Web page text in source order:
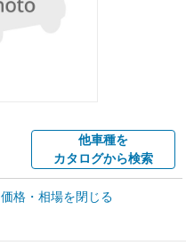
他車種を
カタログから検索
クルマを高額売却
価格・相場を閉じる